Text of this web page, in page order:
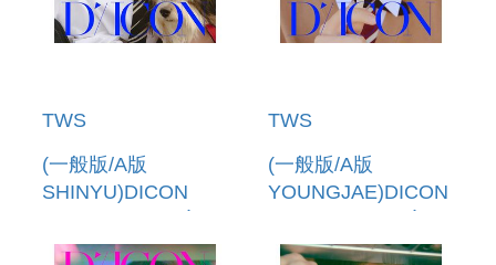
TWS
(一般版/A版
SHINYU)DICON
書(韓國進口)
TWS
(一般版/A版
YOUNGJAE)DICON
書(韓國進口)